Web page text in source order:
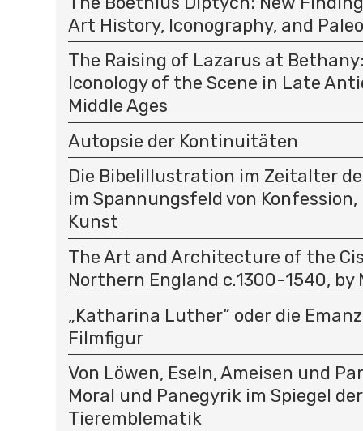
Art History, Iconography, and
The Raising of Lazarus at
Iconology of the Scene in Late
Middle Ages
Autopsie der Kontinuitäten
Die Bibelillustration im Zeitalter
im Spannungsfeld von Konfession,
Kunst
The Art and Architecture of the
Northern England c.1300-1540, by
„Katharina Luther“ oder die
Filmfigur
Von Löwen, Eseln, Ameisen und
Moral und Panegyrik im Spiegel der
Tieremblematik